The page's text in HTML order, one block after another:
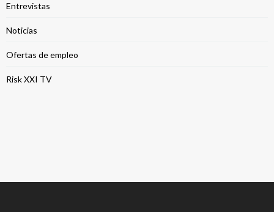
Entrevistas
Noticias
Ofertas de empleo
Risk XXI TV